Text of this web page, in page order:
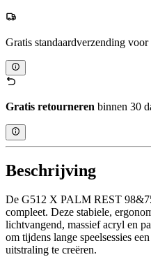
Gratis standaardverzending
Gratis retourneren binnen 30
Beschrijving
De G512 X PALM REST
compleet. Deze stabiele,
lichtvangend, massief acryl en
om tijdens lange speelsessies
uitstraling te creëren.